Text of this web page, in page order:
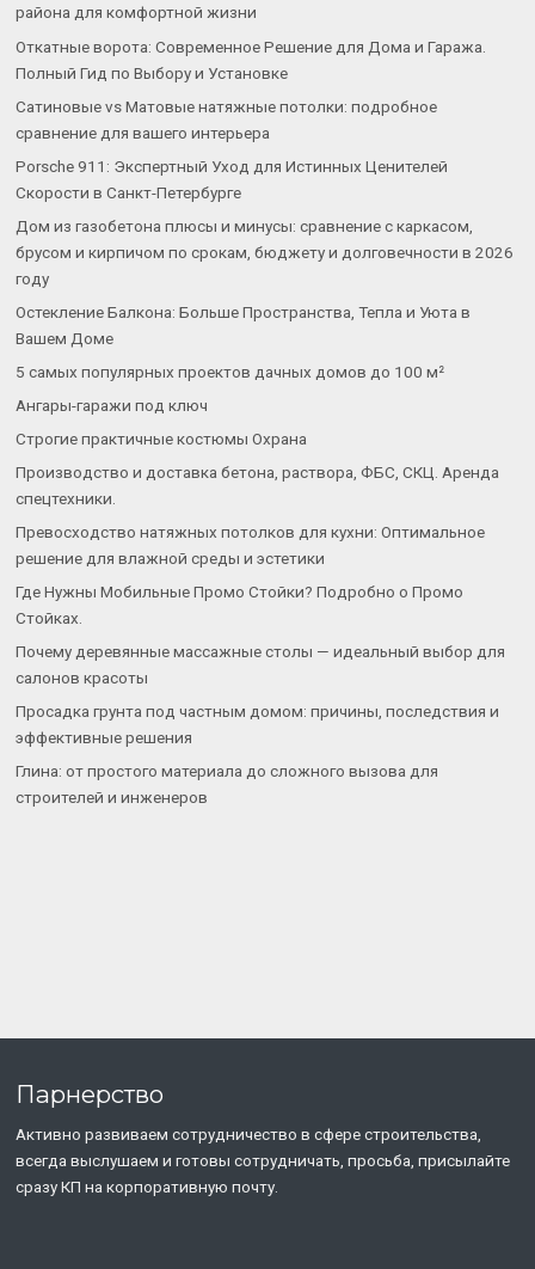
района для комфортной жизни
Откатные ворота: Современное Решение для Дома и Гаража.
Полный Гид по Выбору и Установке
Сатиновые vs Матовые натяжные потолки: подробное
сравнение для вашего интерьера
Porsche 911: Экспертный Уход для Истинных Ценителей
Скорости в Санкт-Петербурге
Дом из газобетона плюсы и минусы: сравнение с каркасом,
брусом и кирпичом по срокам, бюджету и долговечности в 2026
году
Остекление Балкона: Больше Пространства, Тепла и Уюта в
Вашем Доме
5 самых популярных проектов дачных домов до 100 м²
Ангары-гаражи под ключ
Строгие практичные костюмы Охрана
Производство и доставка бетона, раствора, ФБС, СКЦ. Аренда
спецтехники.
Превосходство натяжных потолков для кухни: Оптимальное
решение для влажной среды и эстетики
Где Нужны Мобильные Промо Стойки? Подробно о Промо
Стойках.
Почему деревянные массажные столы — идеальный выбор для
салонов красоты
Просадка грунта под частным домом: причины, последствия и
эффективные решения
Глина: от простого материала до сложного вызова для
строителей и инженеров
Парнерство
Активно развиваем сотрудничество в сфере строительства,
всегда выслушаем и готовы сотрудничать, просьба, присылайте
сразу КП на корпоративную почту.